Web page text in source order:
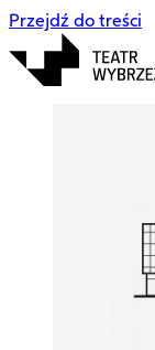
Przejdź do treści